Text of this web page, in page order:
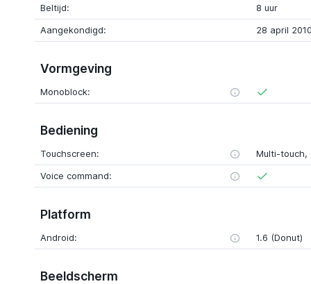
Beltijd:
8 uur
Aangekondigd:
28 april
Vormgeving
Monoblock:
Bediening
Touchscreen:
Multi-touch,
Voice command:
Platform
Android: 1.6 (Donut)
Beeldscherm